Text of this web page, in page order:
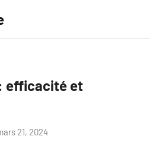
efficacité et
21, 2024